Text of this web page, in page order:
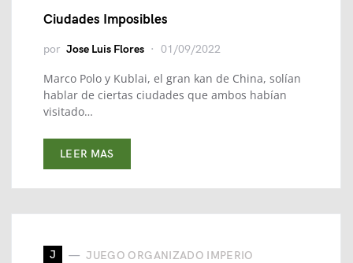
Ciudades Imposibles
por Jose Luis Flores 01/09/2022
Marco Polo y Kublai, el gran kan de China, solían
hablar de ciertas ciudades que ambos habían
visitado…
LEER MAS
J JUEGO ORGANIZADO IMPERIO